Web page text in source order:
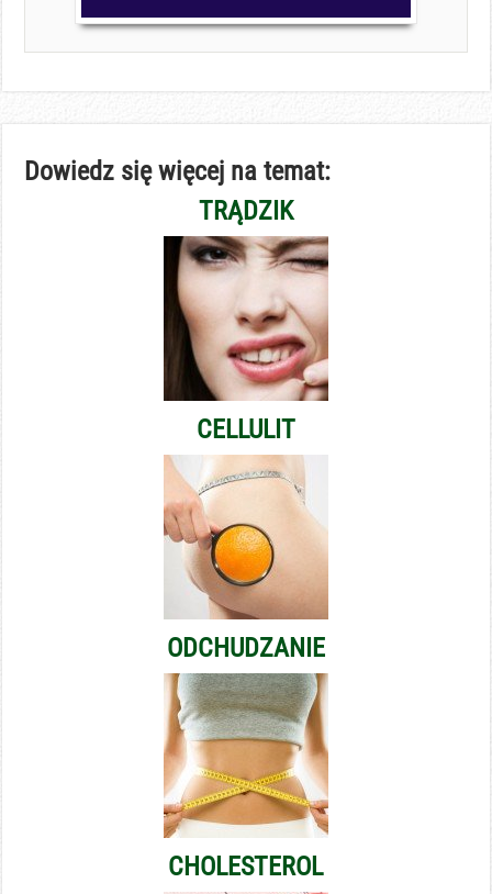
Dowiedz się więcej na temat:
TRĄDZIK
CELLULIT
ODCHUDZANIE
CHOLESTEROL